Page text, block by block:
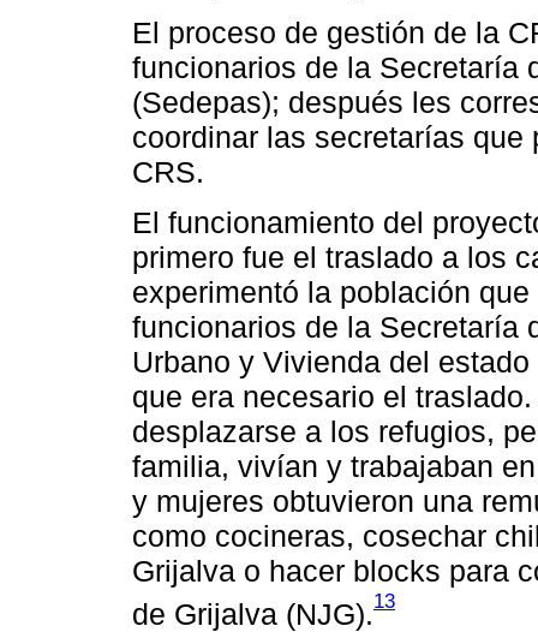
El proceso de gestión de la
funcionarios de la Secretaría
(Sedepas); después les
coordinar las secretarías
CRS.
El funcionamiento del
primero fue el traslado a los
experimentó la población
funcionarios de la Secretaría
Urbano y Vivienda del
que era necesario el
desplazarse a los refugios,
familia, vivían y trabajaban
y mujeres obtuvieron una
como cocineras, cosechar
Grijalva o hacer blocks para
de Grijalva (NJG).13